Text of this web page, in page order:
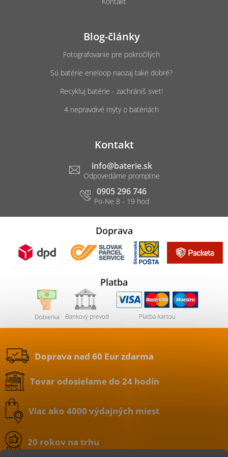
Blog-články
Fotografovanie pre pokročilých
Sú batérie eneloop naozaj také dobré?
Recykluj batérie - zachrániš svet!
4 nepravdivé mýty o batériách
Kontakt
info@baterie.sk
0905 296 746
Doprava
Platba
Doprava nad 60 Eur zdarma
Tovar odosielame do 24 hodín
Viac ako 4000 výdajných miest
20 rokov na trhu